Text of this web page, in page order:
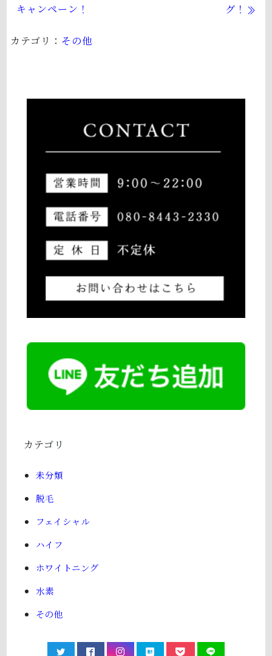
キャンペーン！
グ！
カテゴリ： その他
カテゴリ
未分類
脱毛
フェイシャル
ハイフ
ホワイトニング
水素
その他